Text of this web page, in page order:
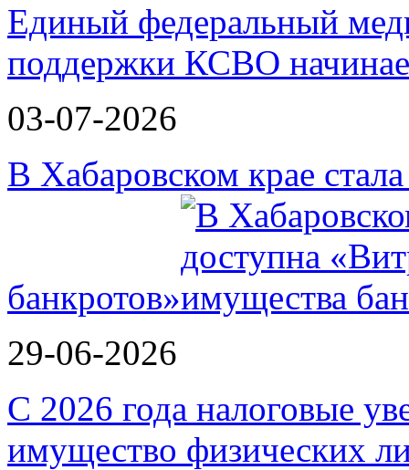
Единый федеральный
поддержки КСВО
03-07-2026
В Хабаровском крае
банкротов»
29-06-2026
С 2026 года налоговые
имущество физических